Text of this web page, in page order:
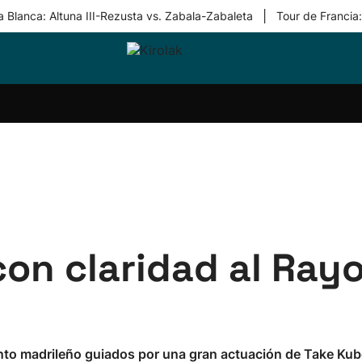
Blanca: Altuna III-Rezusta vs. Zabala-Zabaleta Tour de
Equipos
claridad al
madrileño guiados por una gran actuación de Take